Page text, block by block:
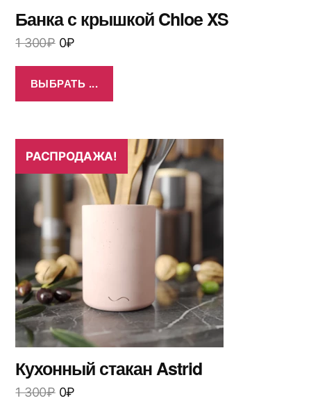
Банка с крышкой Chloe XS
1 300₽ 0₽
ВЫБРАТЬ ...
РАСПРОДАЖА!
Кухонный стакан Astrid
1 300₽ 0₽